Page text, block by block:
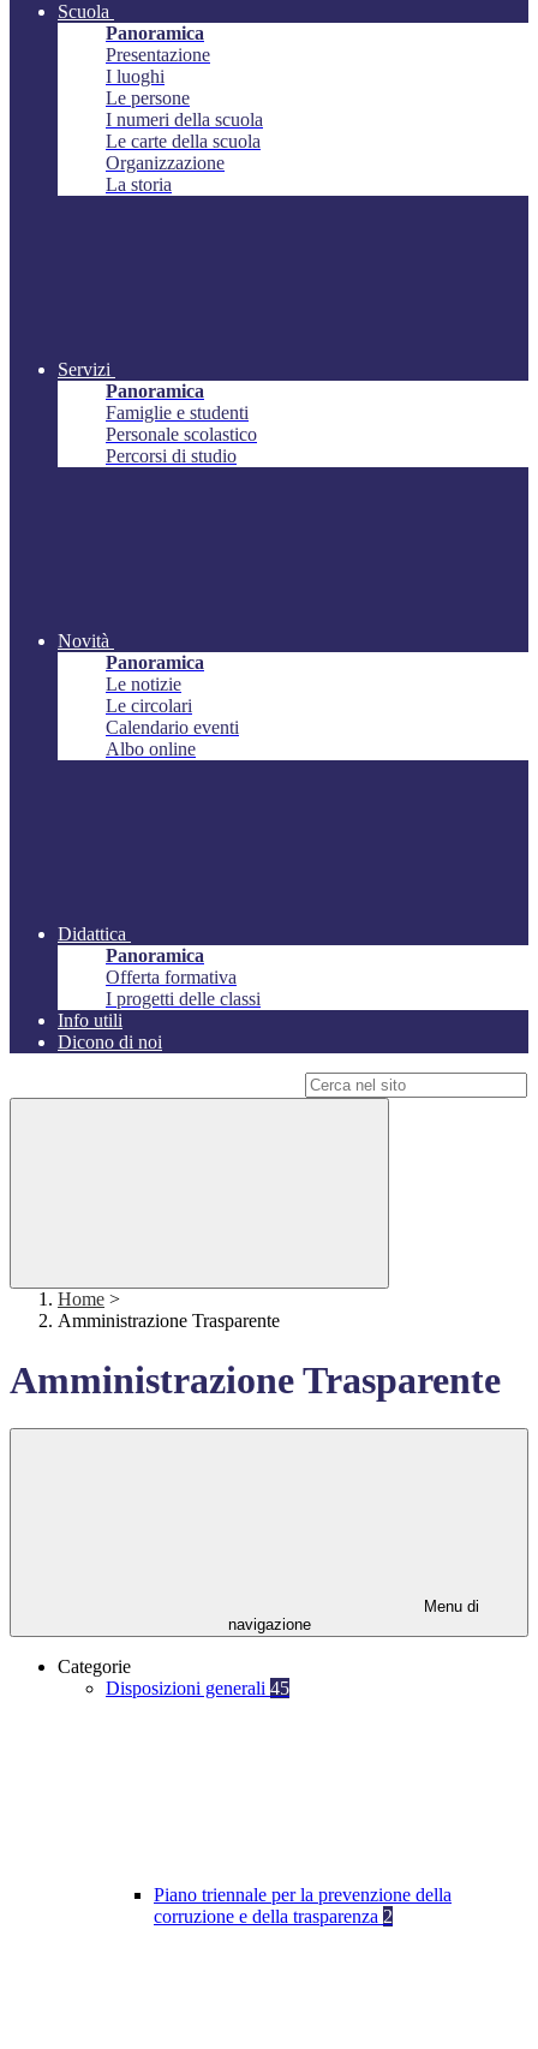
Scuola
Panoramica
Presentazione
I luoghi
Le persone
I numeri della scuola
Le carte della scuola
Organizzazione
La storia
Servizi
Panoramica
Famiglie e studenti
Personale scolastico
Percorsi di studio
Novità
Panoramica
Le notizie
Le circolari
Calendario eventi
Albo online
Didattica
Panoramica
Offerta formativa
I progetti delle classi
Info utili
Dicono di noi
Home >
Amministrazione Trasparente
Amministrazione Trasparente
Menu di
navigazione
Categorie
Disposizioni generali 45
Piano triennale per la prevenzione della
corruzione e della trasparenza 2